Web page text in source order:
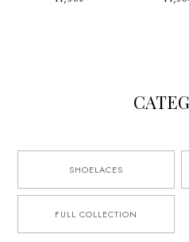
SHOELACES
FULL COLLECTION